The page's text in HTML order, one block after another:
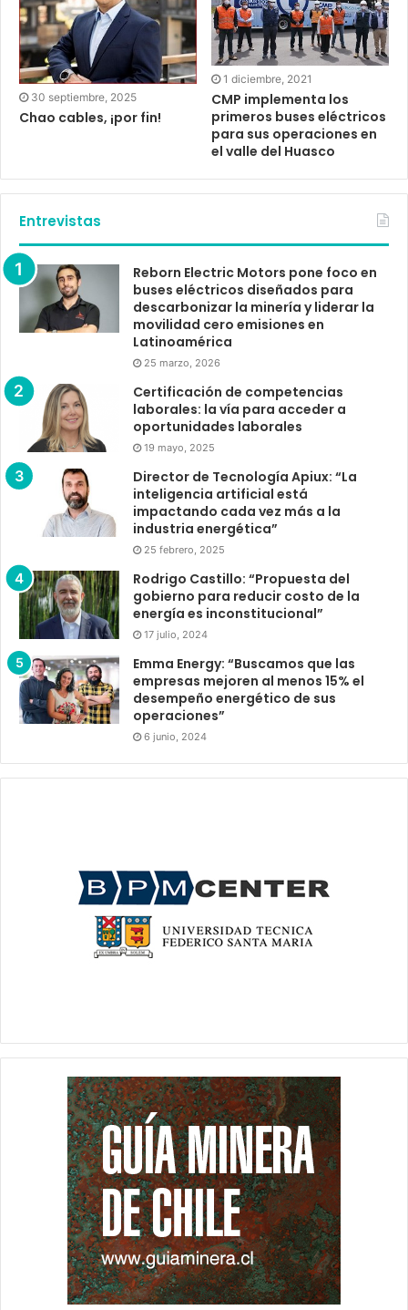
30 septiembre, 2025
Chao cables, ¡por fin!
1 diciembre, 2021
CMP implementa los
primeros buses eléctricos
para sus operaciones en
el valle del Huasco
Entrevistas
Reborn Electric Motors pone foco en
buses eléctricos diseñados para
descarbonizar la minería y liderar la
movilidad cero emisiones en
Latinoamérica
25 marzo, 2026
Certificación de competencias
laborales: la vía para acceder a
oportunidades laborales
19 mayo, 2025
Director de Tecnología Apiux: “La
inteligencia artificial está
impactando cada vez más a la
industria energética”
25 febrero, 2025
Rodrigo Castillo: “Propuesta del
gobierno para reducir costo de la
energía es inconstitucional”
17 julio, 2024
Emma Energy: “Buscamos que las
empresas mejoren al menos 15% el
desempeño energético de sus
operaciones”
6 junio, 2024